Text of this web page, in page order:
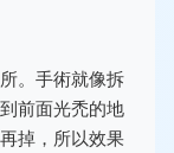
。手術就像拆
前面光禿的地
掉，所以效果